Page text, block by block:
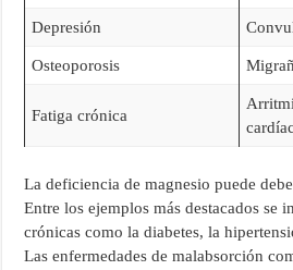
Depresión
Osteoporosis
Fatiga crónica
La deficiencia de magnesio puede
Entre los ejemplos más destacados se
crónicas como la diabetes, la
Las enfermedades de malabsorción